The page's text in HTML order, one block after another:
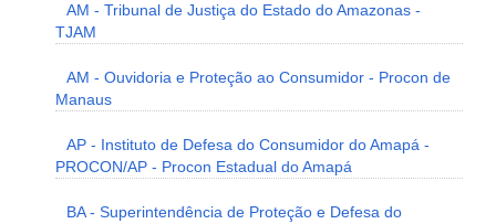
AM - Tribunal de Justiça do Estado do Amazonas -
TJAM
AM - Ouvidoria e Proteção ao Consumidor - Procon de
Manaus
AP - Instituto de Defesa do Consumidor do Amapá -
PROCON/AP - Procon Estadual do Amapá
BA - Superintendência de Proteção e Defesa do